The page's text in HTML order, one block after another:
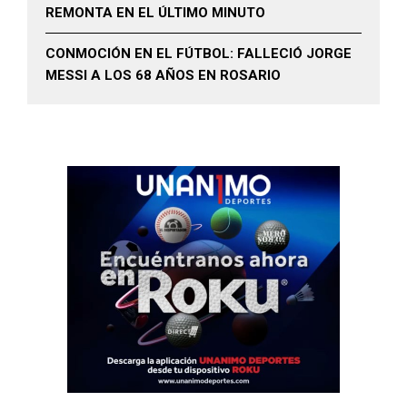
REMONTA EN EL ÚLTIMO MINUTO
CONMOCIÓN EN EL FÚTBOL: FALLECIÓ JORGE
MESSI A LOS 68 AÑOS EN ROSARIO